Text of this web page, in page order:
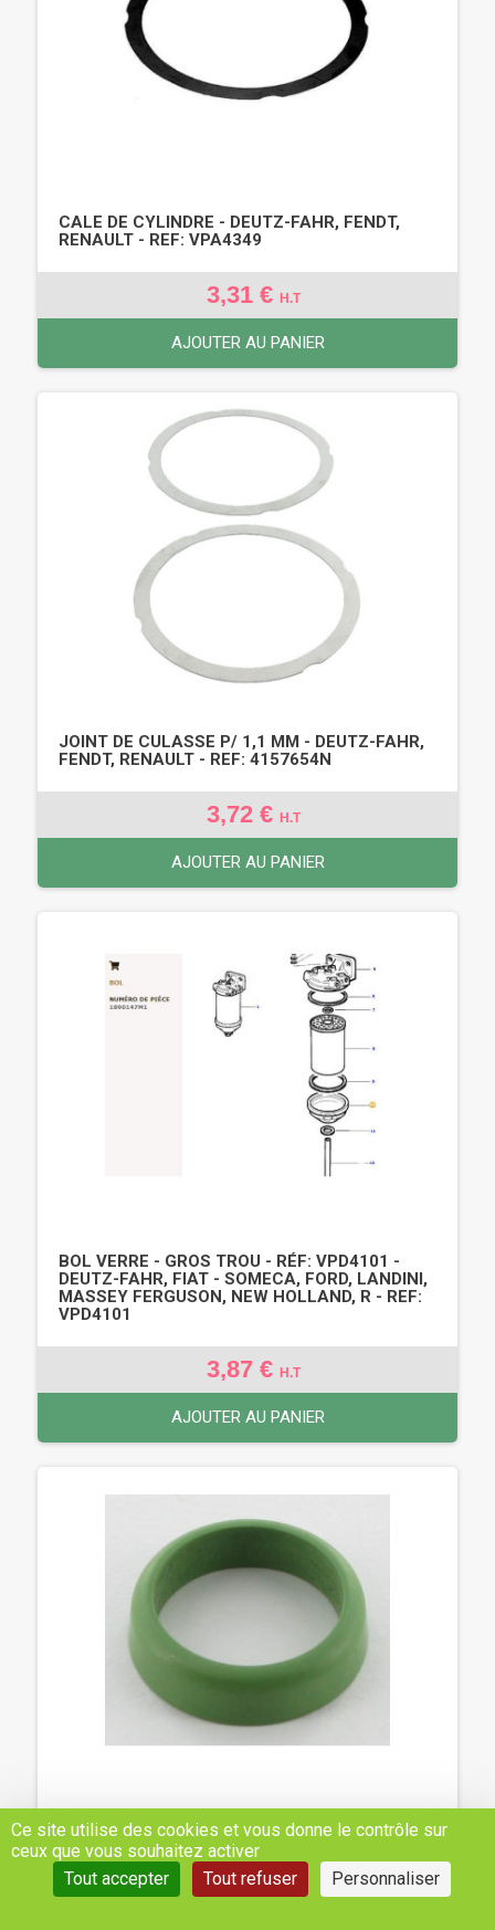
CALE DE CYLINDRE - DEUTZ-FAHR, FENDT,
RENAULT - REF: VPA4349
3,31 € H.T
AJOUTER AU PANIER
JOINT DE CULASSE P/ 1,1 MM - DEUTZ-FAHR,
FENDT, RENAULT - REF: 4157654N
3,72 € H.T
AJOUTER AU PANIER
BOL VERRE - GROS TROU - RÉF: VPD4101 -
DEUTZ-FAHR, FIAT - SOMECA, FORD, LANDINI,
MASSEY FERGUSON, NEW HOLLAND, R - REF:
VPD4101
3,87 € H.T
AJOUTER AU PANIER
FAHR, FENDT, RENAULT - REF: 2232840N
4,29 €
Ce site utilise des cookies et vous donne le contrôle sur
ceux que vous souhaitez activer
Tout accepter
Tout refuser Personnaliser